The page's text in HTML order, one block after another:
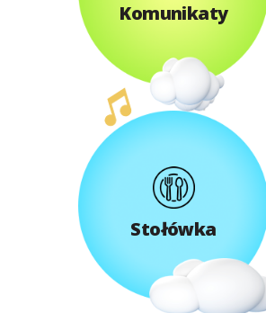
Komunikaty
Stołówka